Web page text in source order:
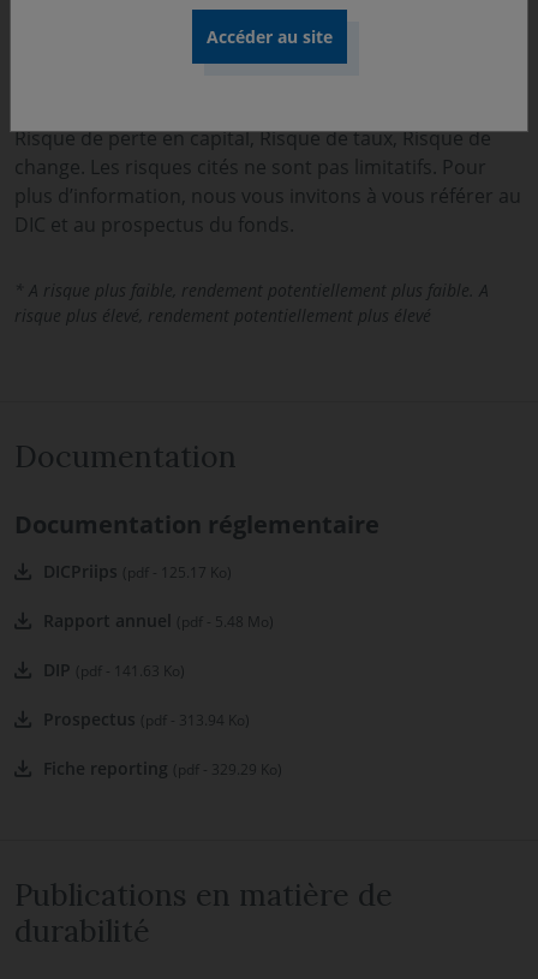
Principaux risques associés au fonds
Risque de perte en capital, Risque de taux, Risque de
change. Les risques cités ne sont pas limitatifs. Pour
plus d’information, nous vous invitons à vous référer au
DIC et au prospectus du fonds.
* A risque plus faible, rendement potentiellement plus faible. A
risque plus élevé, rendement potentiellement plus élevé
Documentation
Documentation réglementaire
DICPriips (pdf - 125.17 Ko)
Rapport annuel (pdf - 5.48 Mo)
DIP (pdf - 141.63 Ko)
Prospectus (pdf - 313.94 Ko)
Fiche reporting (pdf - 329.29 Ko)
Publications en matière de
durabilité